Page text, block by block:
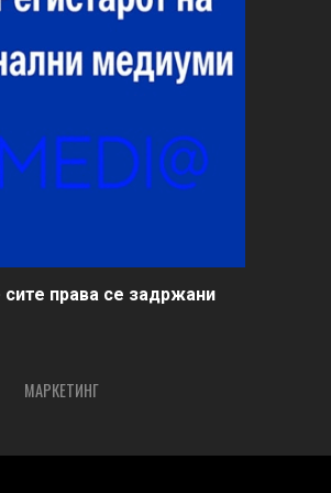
права се задржани
МАРКЕТИНГ